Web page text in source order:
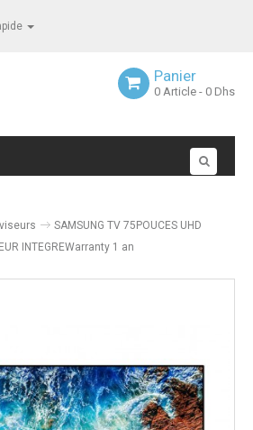
Panier
0 Article - 0 Dhs
SAMSUNG TV 75POUCES UHD
INTEGREWarranty 1 an